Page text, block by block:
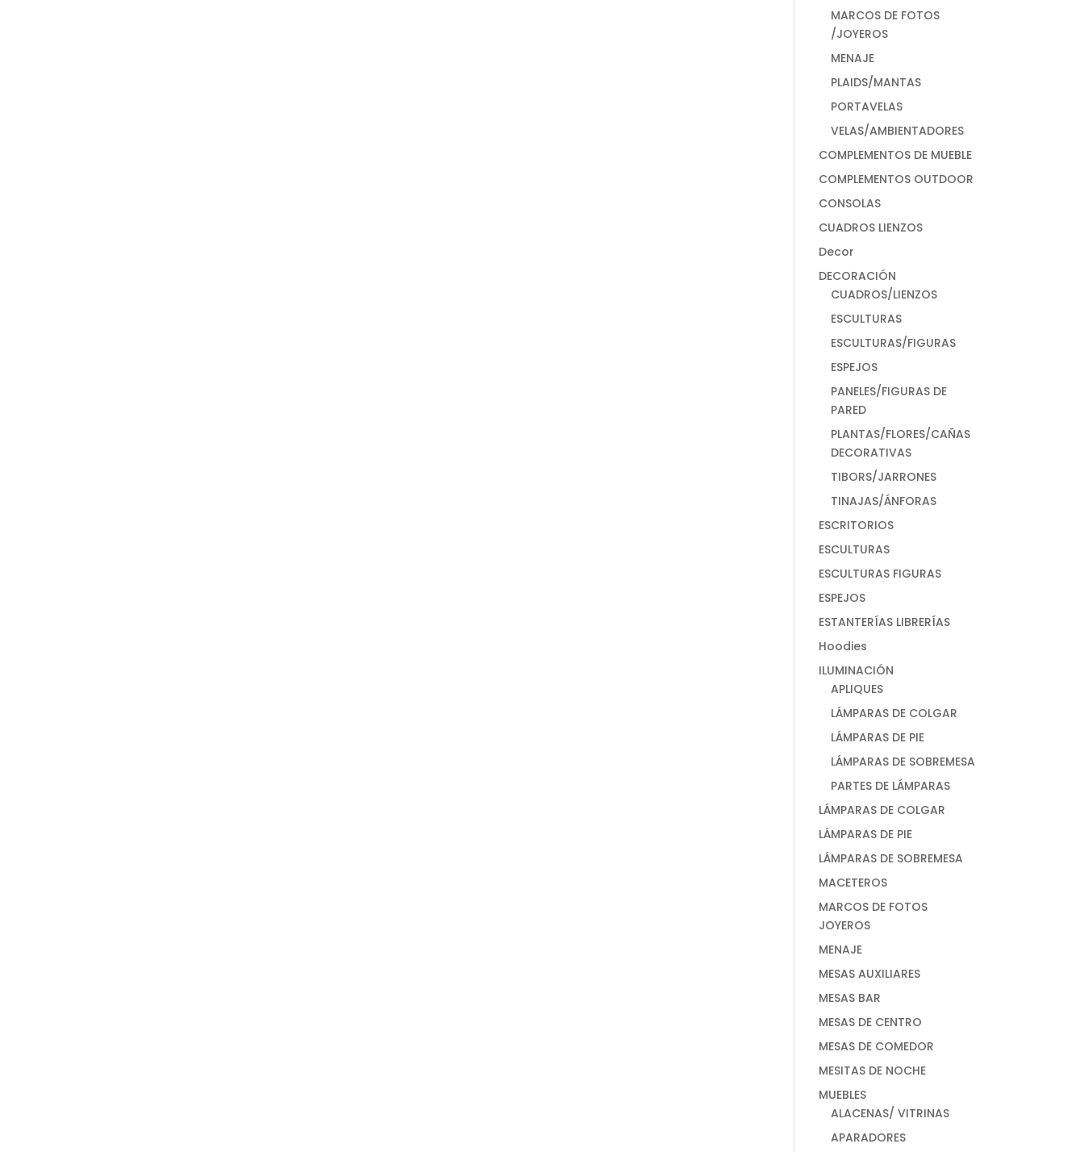
MARCOS DE FOTOS
/JOYEROS
MENAJE
PLAIDS/MANTAS
PORTAVELAS
VELAS/AMBIENTADORES
COMPLEMENTOS DE MUEBLE
COMPLEMENTOS OUTDOOR
CONSOLAS
CUADROS LIENZOS
Decor
DECORACIÓN
CUADROS/LIENZOS
ESCULTURAS
ESCULTURAS/FIGURAS
ESPEJOS
PANELES/FIGURAS DE
PARED
PLANTAS/FLORES/CAÑAS
DECORATIVAS
TIBORS/JARRONES
TINAJAS/ÁNFORAS
ESCRITORIOS
ESCULTURAS
ESCULTURAS FIGURAS
ESPEJOS
ESTANTERÍAS LIBRERÍAS
Hoodies
ILUMINACIÓN
APLIQUES
LÁMPARAS DE COLGAR
LÁMPARAS DE PIE
LÁMPARAS DE SOBREMESA
PARTES DE LÁMPARAS
LÁMPARAS DE COLGAR
LÁMPARAS DE PIE
LÁMPARAS DE SOBREMESA
MACETEROS
MARCOS DE FOTOS
JOYEROS
MENAJE
MESAS AUXILIARES
MESAS BAR
MESAS DE CENTRO
MESAS DE COMEDOR
MESITAS DE NOCHE
MUEBLES
ALACENAS/ VITRINAS
APARADORES